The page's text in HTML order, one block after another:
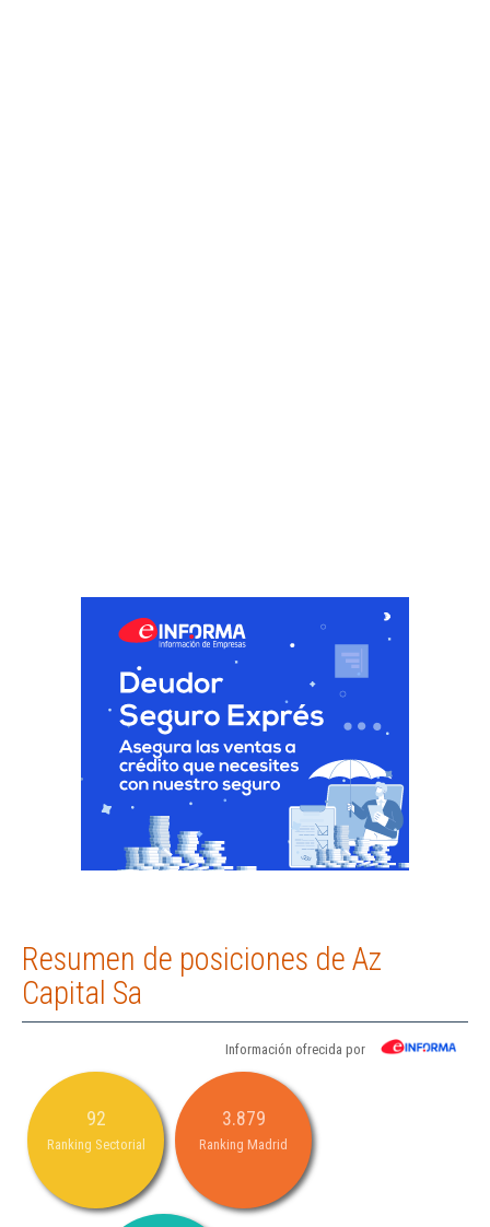
Resumen de posiciones de Az
Capital Sa
Información ofrecida por
92
Ranking Sectorial
3.879
Ranking Madrid